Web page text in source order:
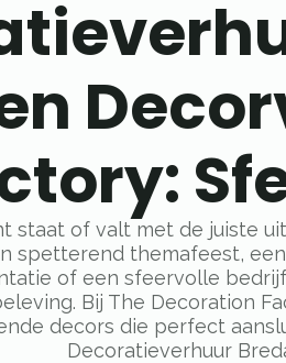
staat of valt met de juiste
spetterend themafeest,
of een sfeervolle
Bij The Decoration
decors die perfect
Decoratieverhuur